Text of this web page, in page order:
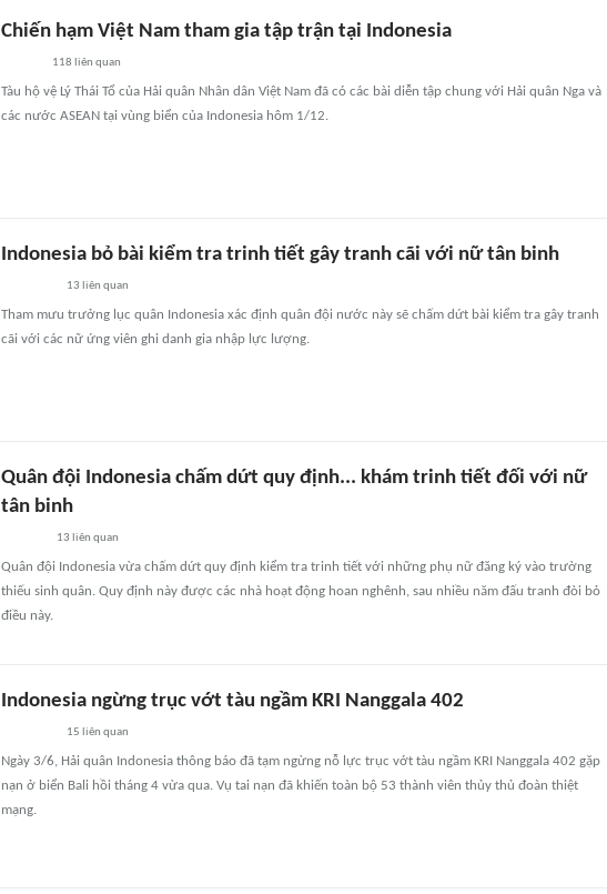
Chiến hạm Việt Nam tham gia tập trận tại Indonesia
118 liên quan
Tàu hộ vệ Lý Thái Tổ của Hải quân Nhân dân Việt Nam đã có các bài diễn tập chung với Hải quân Nga và
các nước ASEAN tại vùng biển của Indonesia hôm 1/12.
Indonesia bỏ bài kiểm tra trinh tiết gây tranh cãi với nữ tân binh
13 liên quan
Tham mưu trưởng lục quân Indonesia xác định quân đội nước này sẽ chấm dứt bài kiểm tra gây tranh
cãi với các nữ ứng viên ghi danh gia nhập lực lượng.
Quân đội Indonesia chấm dứt quy định... khám trinh tiết đối với nữ
tân binh
13 liên quan
Quân đội Indonesia vừa chấm dứt quy định kiểm tra trinh tiết với những phụ nữ đăng ký vào trường
thiếu sinh quân. Quy định này được các nhà hoạt động hoan nghênh, sau nhiều năm đấu tranh đòi bỏ
điều này.
Indonesia ngừng trục vớt tàu ngầm KRI Nanggala 402
15 liên quan
Ngày 3/6, Hải quân Indonesia thông báo đã tạm ngừng nỗ lực trục vớt tàu ngầm KRI Nanggala 402 gặp
nạn ở biển Bali hồi tháng 4 vừa qua. Vụ tai nạn đã khiến toàn bộ 53 thành viên thủy thủ đoàn thiệt
mạng.